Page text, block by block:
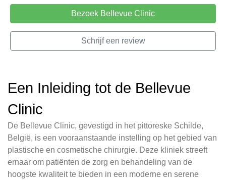
Bezoek Bellevue Clinic
Schrijf een review
Een Inleiding tot de Bellevue
Clinic
De Bellevue Clinic, gevestigd in het pittoreske Schilde,
België, is een vooraanstaande instelling op het gebied van
plastische en cosmetische chirurgie. Deze kliniek streeft
ernaar om patiënten de zorg en behandeling van de
hoogste kwaliteit te bieden in een moderne en serene